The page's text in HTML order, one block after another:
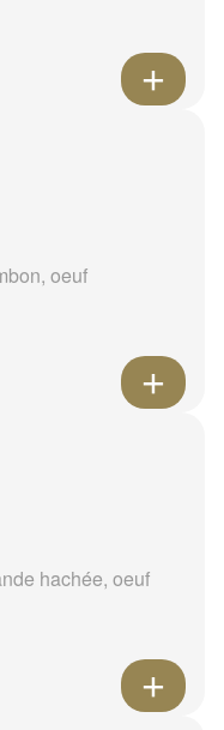
oeuf
hachée, oeuf